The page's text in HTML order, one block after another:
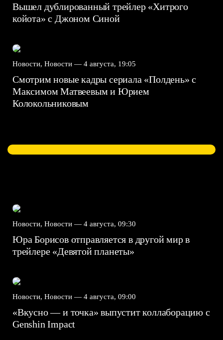
Вышел дублированный трейлер «Хитрого
койота» с Джоном Синой
Новости, Новости — 4 августа, 19:05
Смотрим новые кадры сериала «Полдень» с
Максимом Матвеевым и Юрием
Колокольниковым
Новости, Новости — 4 августа, 09:30
Юра Борисов отправляется в другой мир в
трейлере «Девятой планеты»
Новости, Новости — 4 августа, 09:00
«Вкусно — и точка» выпустит коллаборацию с
Genshin Impact⁠⁠